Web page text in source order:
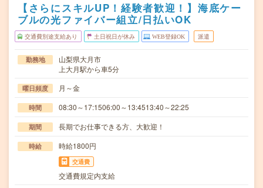
【さらにスキルUP！経験者歓迎！】海底ケー
ブルの光ファイバー組立/日払いOK
交通費別途支給あり 土日祝日が休み WEB登録OK 派遣
勤務地
山梨県大月市
上大月駅から車5分
曜日頻度 月～金
時間 08:30～17:1506:00～13:4513:40～22:25
期間 長期でお仕事できる方、大歓迎！
時給 時給1800円
交通費
交通費規定内支給